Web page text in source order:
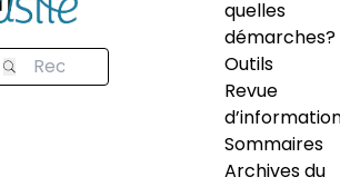
quelles
démarches?
Outils
Revue
Sommaires
Archives du